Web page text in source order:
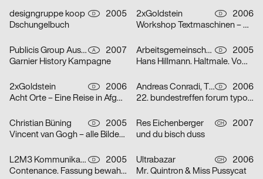
designgruppe koop D
2005
Dschungelbuch
2xGoldstein D
2006
Workshop Textmaschinen – Maschinentext
Publicis Group Austria GmbH, Evelina Sava A
2007
Garnier History Kampagne
Arbeitsgemeinschaft für visuelle und verbale Kommunikation Uwe Loesch D
2005
Hans Hillmann. Haltmale. Vom Plakat zum Bildroman
2xGoldstein D
2006
Acht Orte – Eine Reise in Afghanistan
Andreas Conradi, Tino Graß, Martin Hoffmann, Tristan Schmitz D
2006
22. bundestreffen forum typografie/walbaum tanzt grotesk
Christian Büning D
2005
Vincent van Gogh – alle Bilder / nur die Porträts
Res Eichenberger CH
2007
und du bisch duss
L2M3 Kommunikationsdesign D
2005
Contenance. Fassung bewahren
Ultrabazar CH
2006
Mr. Quintron & Miss Pussycat